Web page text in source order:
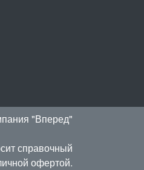
"Вперед"
справочный
офертой.